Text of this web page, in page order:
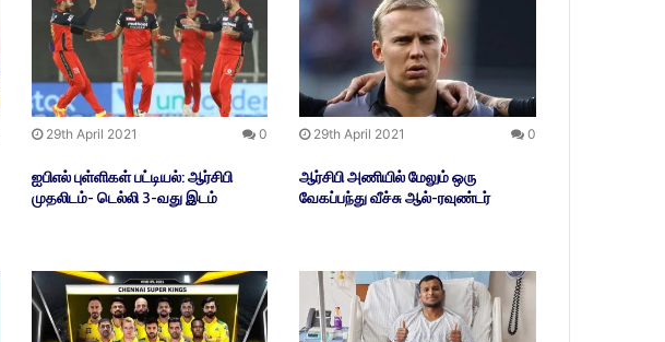
29th April 2021 0
ஐபிஎல் புள்ளிகள் பட்டியல்: ஆர்சிபி
முதலிடம்- டெல்லி 3-வது இடம்
29th April 2021 0
ஆர்சிபி அணியில் மேலும் ஒரு
வேகப்பந்து வீச்சு ஆல்-ரவுண்டர்